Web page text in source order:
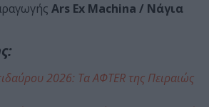
Αrs Ex Machina / Nάγια
2026: Τα AΦTER της Πειραιώς